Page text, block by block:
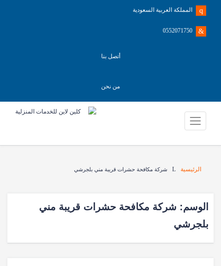
المملكة العربية السعودية
0552071750
أتصل بنا
من نحن
الرئيسية شركة مكافحة حشرات قريبة مني بلجرشي
الوسم: شركة مكافحة حشرات قريبة مني
بلجرشي